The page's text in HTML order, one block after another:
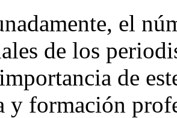
el
de los
de
y formación